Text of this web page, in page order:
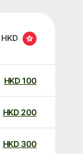
HKD
100
HKD
200
HKD
300
HKD